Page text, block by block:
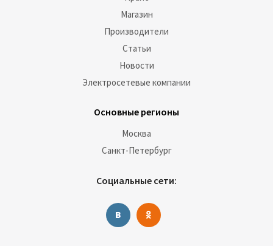
Магазин
Производители
Статьи
Новости
Электросетевые компании
Основные регионы
Москва
Санкт-Петербург
Социальные сети: